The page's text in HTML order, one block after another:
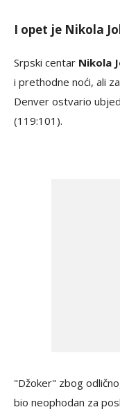
I opet je Nikola
Srpski centar Nikola
i prethodne noći, ali
Denver ostvario
(119:101).
"Džoker" zbog
bio neophodan za